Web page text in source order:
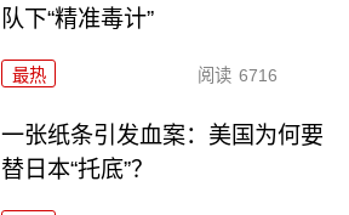
队下“精准毒计”
最热 阅读 6716
一张纸条引发血案：美国为何要
替日本“托底”？